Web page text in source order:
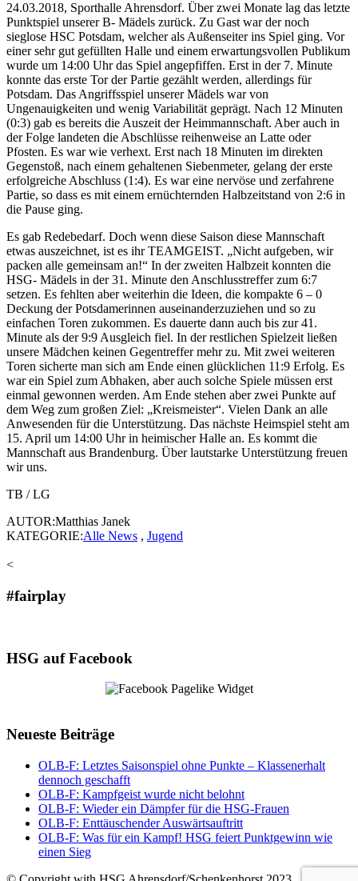
24.03.2018, Sporthalle Ahrensdorf. Über zwei Monate lag das letzte
Punktspiel unserer B- Mädels zurück. Zu Gast war der noch
sieglose HSC Potsdam, welcher als Außenseiter ins Spiel ging. Vor
einer sehr gut gefüllten Halle und einem erwartungsvollen Publikum
wurde um 14:00 Uhr das Spiel angepfiffen. Erst in der 7. Minute
konnte das erste Tor der Partie gezählt werden, allerdings für
Potsdam. Das Angriffsspiel unserer Mädels war von
Ungenauigkeiten und wenig Variabilität geprägt. Nach 12 Minuten
(0:3) gab es bereits die Auszeit der Heimmannschaft. Aber auch in
der Folge landeten die Abschlüsse reihenweise an Latte oder
Pfosten. Es war wie verhext. Erst nach 18 Minuten im direkten
Gegenstoß, nach einem gehaltenen Siebenmeter, gelang der erste
erfolgreiche Abschluss (1:4). Es war eine nervöse und zerfahrene
Partie, so dass es mit einem ernüchternden Halbzeitstand von 2:6 in
die Pause ging.
Es gab Redebedarf. Doch wenn diese Saison diese Mannschaft
etwas auszeichnet, ist es ihr TEAMGEIST. „Nicht aufgeben, wir
packen alle gemeinsam an!“ In der zweiten Halbzeit konnten die
HSG- Mädels in der 31. Minute den Anschlusstreffer zum 6:7
setzen. Es fehlten aber weiterhin die Ideen, die kompakte 6 – 0
Deckung der Potsdamerinnen auseinanderzuziehen und so zu
einfachen Toren zukommen. Es dauerte dann auch bis zur 41.
Minute als der 9:9 Ausgleich fiel. In der restlichen Spielzeit ließen
unsere Mädchen keinen Gegentreffer mehr zu. Mit zwei weiteren
Toren sicherte man sich am Ende einen glücklichen 11:9 Erfolg. Es
war ein Spiel zum Abhaken, aber auch solche Spiele müssen erst
einmal gewonnen werden. Am Ende stehen aber zwei Punkte auf
dem Weg zum großen Ziel: „Kreismeister“. Vielen Dank an alle
Anwesenden für die Unterstützung. Das nächste Heimspiel steht am
15. April um 14:00 Uhr in heimischer Halle an. Es kommt die
Mannschaft aus Brandenburg. Über lautstarke Unterstützung freuen
wir uns.
TB / LG
AUTOR:Matthias Janek
KATEGORIE:Alle News , Jugend
<
#fairplay
HSG auf Facebook
Neueste Beiträge
OLB-F: Letztes Saisonspiel ohne Punkte – Klassenerhalt
dennoch geschafft
OLB-F: Kampfgeist wurde nicht belohnt
OLB-F: Wieder ein Dämpfer für die HSG-Frauen
OLB-F: Enttäuschender Auswärtsauftritt
OLB-F: Was für ein Kampf! HSG feiert Punktgewinn wie
einen Sieg